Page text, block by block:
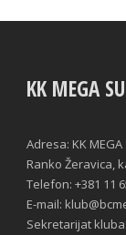
KK MEGA
Adresa: KK
Ranko Žeravica,
Telefon: +381 11
E-mail:
Sekretarijat